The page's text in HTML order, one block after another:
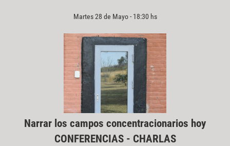
Martes 28 de Mayo - 18:30 hs
Narrar los campos concentracionarios hoy
CONFERENCIAS - CHARLAS